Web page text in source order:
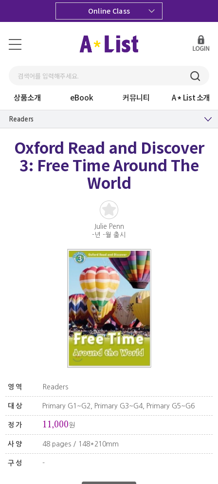
Online Class
상품소개 eBook 커뮤니티 A List 소개
Readers
Oxford Read and Discover
3: Free Time Around The
World
Julie Penn
-년 -월 출시
영역 Readers
대상 Primary G1~G2, Primary G3~G4, Primary G5~G6
정가 11,000원
사양 48 pages / 148*210mm
구성 -